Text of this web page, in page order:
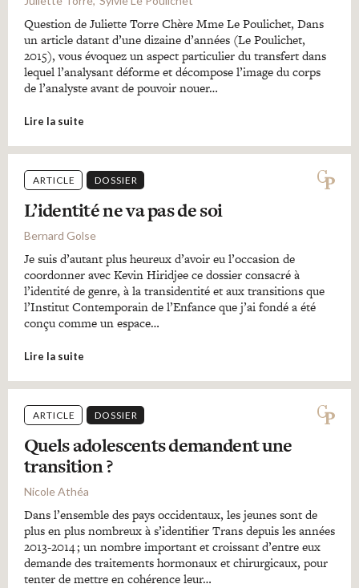
Question de Juliette Torre Chère Mme Le Poulichet, Dans
un article datant d’une dizaine d’années (Le Poulichet,
2015), vous évoquez un aspect particulier du transfert dans
lequel l’analysant déforme et décompose l’image du corps
de l’analyste avant de pouvoir nouer…
Lire la suite
ARTICLE DOSSIER
L’identité ne va pas de soi
Bernard Golse
Je suis d’autant plus heureux d’avoir eu l’occasion de
coordonner avec Kevin Hiridjee ce dossier consacré à
l’identité de genre, à la transidentité et aux transitions que
l’Institut Contemporain de l’Enfance que j’ai fondé a été
conçu comme un espace…
Lire la suite
ARTICLE DOSSIER
Quels adolescents demandent une
transition ?
Nicole Athéa
Dans l’ensemble des pays occidentaux, les jeunes sont de
plus en plus nombreux à s’identifier Trans depuis les années
2013-2014 ; un nombre important et croissant d’entre eux
demande des traitements hormonaux et chirurgicaux, pour
tenter de mettre en cohérence leur…